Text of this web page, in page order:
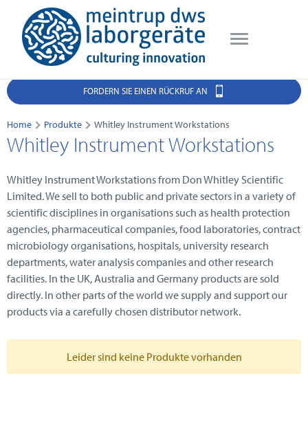
FORDERN SIE EINEN RÜCKRUF AN
Home Produkte Whitley Instrument Workstations
Whitley Instrument Workstations
Whitley Instrument Workstations from Don Whitley Scientific
Limited. We sell to both public and private sectors in a variety of
scientific disciplines in organisations such as health protection
agencies, pharmaceutical companies, food laboratories, contract
microbiology organisations, hospitals, university research
departments, water analysis companies and other research
facilities. In the UK, Australia and Germany products are sold
directly. In other parts of the world we supply and support our
products via a carefully chosen distributor network.
Leider sind keine Produkte vorhanden